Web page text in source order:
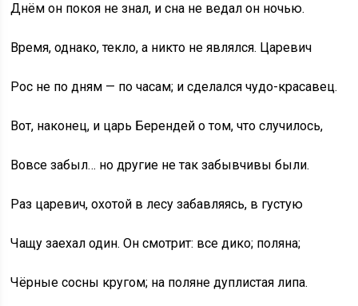
Днём он покоя не знал, и сна не ведал он ночью.
Время, однако, текло, а никто не являлся. Царевич
Рос не по дням — по часам; и сделался чудо-красавец.
Вот, наконец, и царь Берендей о том, что случилось,
Вовсе забыл… но другие не так забывчивы были.
Раз царевич, охотой в лесу забавляясь, в густую
Чащу заехал один. Он смотрит: все дико; поляна;
Чёрные сосны кругом; на поляне дуплистая липа.